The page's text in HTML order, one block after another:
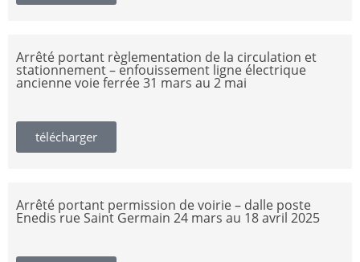
Arrêté portant règlementation de la circulation et
stationnement – enfouissement ligne électrique
ancienne voie ferrée 31 mars au 2 mai
télécharger
Arrêté portant permission de voirie – dalle poste
Enedis rue Saint Germain 24 mars au 18 avril 2025